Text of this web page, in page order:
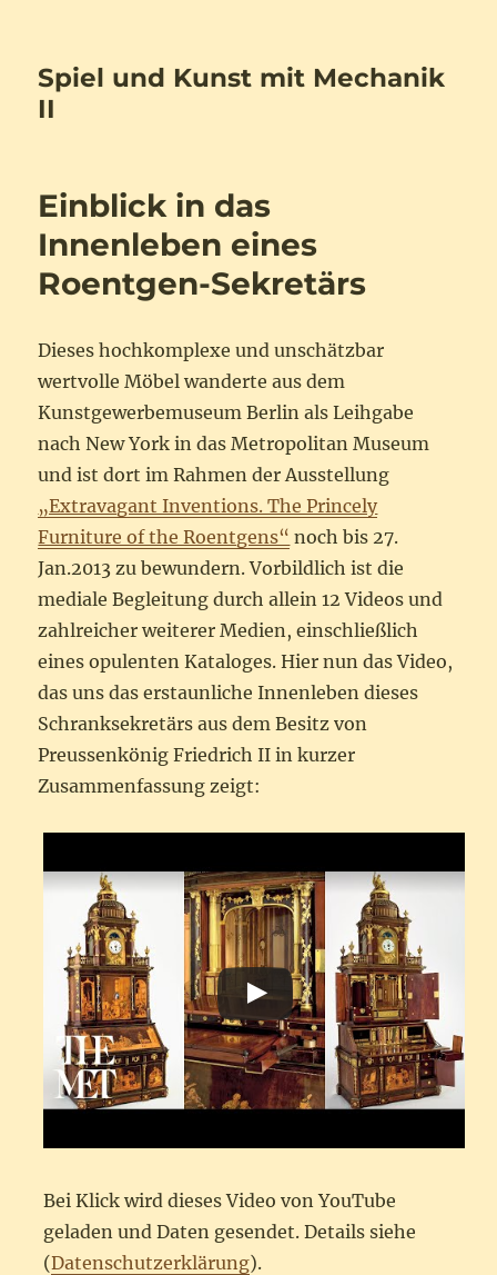
Spiel und Kunst mit Mechanik
II
Einblick in das
Innenleben eines
Roentgen-Sekretärs
Dieses hochkomplexe und unschätzbar
wertvolle Möbel wanderte aus dem
Kunstgewerbemuseum Berlin als Leihgabe
nach New York in das Metropolitan Museum
und ist dort im Rahmen der Ausstellung
„Extravagant Inventions. The Princely
Furniture of the Roentgens“ noch bis 27.
Jan.2013 zu bewundern. Vorbildlich ist die
mediale Begleitung durch allein 12 Videos und
zahlreicher weiterer Medien, einschließlich
eines opulenten Kataloges. Hier nun das Video,
das uns das erstaunliche Innenleben dieses
Schranksekretärs aus dem Besitz von
Preussenkönig Friedrich II in kurzer
Zusammenfassung zeigt:
Bei Klick wird dieses Video von YouTube
geladen und Daten gesendet. Details siehe
(Datenschutzerklärung).